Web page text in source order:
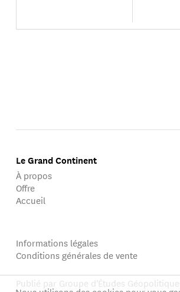
Le Grand Continent
À propos
Offre
Accueil
Informations légales
Conditions générales de vente
Publié par Groupe d'Études